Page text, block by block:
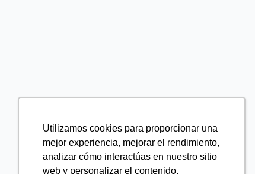
Utilizamos cookies para proporcionar una
mejor experiencia, mejorar el rendimiento,
analizar cómo interactúas en nuestro sitio
web y personalizar el contenido.